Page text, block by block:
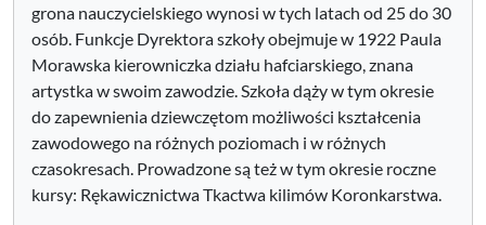
grona nauczycielskiego wynosi w tych latach od 25 do 30
osób. Funkcje Dyrektora szkoły obejmuje w 1922 Paula
Morawska kierowniczka działu hafciarskiego, znana
artystka w swoim zawodzie. Szkoła dąży w tym okresie
do zapewnienia dziewczętom możliwości kształcenia
zawodowego na różnych poziomach i w różnych
czasokresach. Prowadzone są też w tym okresie roczne
kursy: Rękawicznictwa Tkactwa kilimów Koronkarstwa.